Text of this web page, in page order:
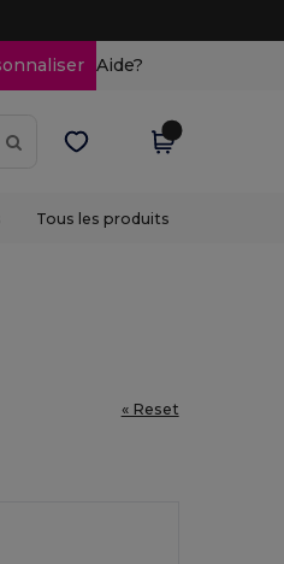
Aide?
Tous les produits
« Reset